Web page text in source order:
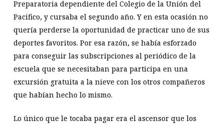
Preparatoria dependiente del Colegio de la Unión del
Pacifico, y cursaba el segundo año. Y en esta ocasión no
quería perderse la oportunidad de practicar uno de sus
deportes favoritos. Por esa razón, se había esforzado
para conseguir las subscripciones al periódico de la
escuela que se necesitaban para participa en una
excursión gratuita a la nieve con los otros compañeros
que habían hecho lo mismo.
Lo único que le tocaba pagar era el ascensor que los